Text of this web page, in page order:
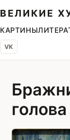
ВЕЛИКИЕ
КАРТИНЫ
VK
голова